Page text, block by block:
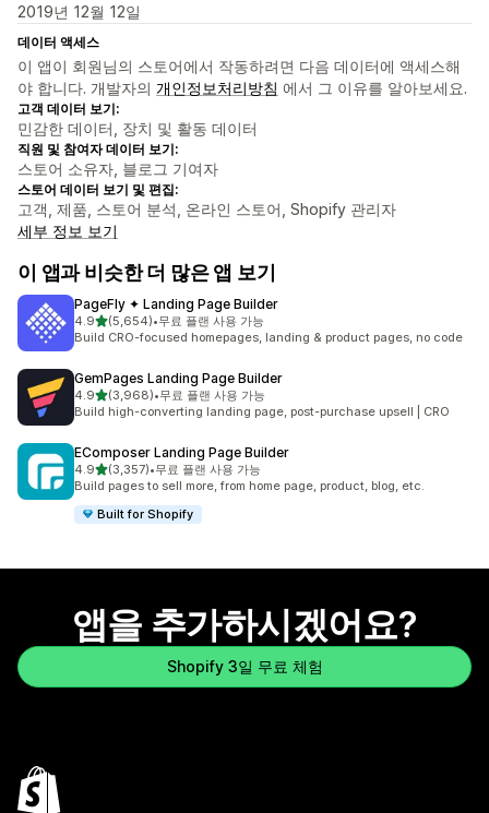
2019년 12월 12일
데이터 액세스
이 앱이 회원님의 스토어에서 작동하려면 다음 데이터에 액세스해
야 합니다. 개발자의 개인정보처리방침 에서 그 이유를 알아보세요.
고객 데이터 보기:
민감한 데이터, 장치 및 활동 데이터
직원 및 참여자 데이터 보기:
스토어 소유자, 블로그 기여자
스토어 데이터 보기 및 편집:
고객, 제품, 스토어 분석, 온라인 스토어, Shopify 관리자
세부 정보 보기
이 앱과 비슷한 더 많은 앱 보기
PageFly ✦ Landing Page Builder
4.9별 5개 중
(5,654)
총 리뷰 5654개
•무료 플랜 사용 가능
Build CRO-focused homepages, landing & product pages, no code
GemPages Landing Page Builder
4.9별 5개 중
(3,968)
총 리뷰 3968개
•무료 플랜 사용 가능
Build high-converting landing page, post-purchase upsell | CRO
EComposer Landing Page Builder
4.9별 5개 중
(3,357)
총 리뷰 3357개
•무료 플랜 사용 가능
Build pages to sell more, from home page, product, blog, etc.
Built for Shopify
앱을 추가하시겠어요?
Shopify 3일 무료 체험